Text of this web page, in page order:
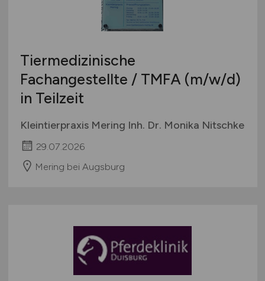
Tiermedizinische
Fachangestellte / TMFA (m/w/d)
in Teilzeit
Kleintierpraxis Mering Inh. Dr. Monika Nitschke
29.07.2026
Mering bei Augsburg